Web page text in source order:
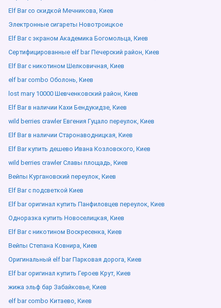
Elf Bar со скидкой Мечникова, Киев
Электронные сигареты Новотроицкое
Elf Bar с экраном Академика Богомольца, Киев
Сертифицированные elf bar Печерский район, Киев
Elf Bar с никотином Шелковичная, Киев
elf bar combo Оболонь, Киев
lost mary 10000 Шевченковский район, Киев
Elf Bar в наличии Кахи Бендукидзе, Киев
wild berries crawler Евгения Гуцало переулок, Киев
Elf Bar в наличии Старонаводницкая, Киев
Elf Bar купить дешево Ивана Козловского, Киев
wild berries crawler Славы площадь, Киев
Вейпы Кургановский переулок, Киев
Elf Bar с подсветкой Киев
Elf bar оригинал купить Панфиловцев переулок, Киев
Одноразка купить Новоселицкая, Киев
Elf Bar с никотином Воскресенка, Киев
Вейпы Степана Ковнира, Киев
Оригинальный elf bar Парковая дорога, Киев
Elf bar оригинал купить Героев Крут, Киев
жижа эльф бар Забайковье, Киев
elf bar combo Китаево, Киев